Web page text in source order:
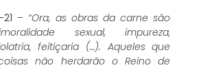
– “Ora, as obras da carne são
sexual, impureza,
feitiçaria (…). Aqueles que
não herdarão o Reino de